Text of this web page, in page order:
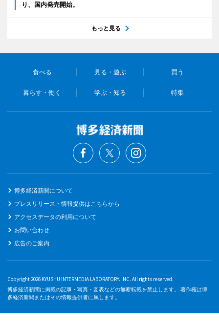
り、国内発売開始。
もっと見る
食べる 見る・遊ぶ 買う
暮らす・働く 学ぶ・知る 特集
博多経済新聞について
プレスリリース・情報提供はこちらから
アクセスデータの利用について
お問い合わせ
広告のご案内
Copyright 2026 KYUSHU INTERMEDIA LABORATORY. INC. All rights reserved.
博多経済新聞に掲載の記事・写真・図表などの無断転載を禁止します。 著作権は博
多経済新聞またはその情報提供者に属します。